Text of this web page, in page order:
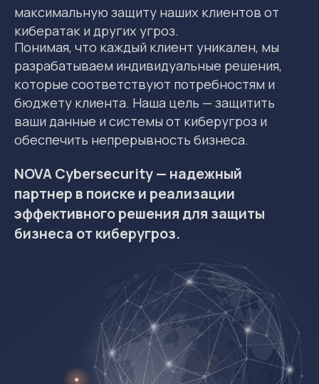
NOVA Cybersecurity — надежный
партнер в поиске и реализации
эффективного решения для защиты
бизнеса от киберугроз.